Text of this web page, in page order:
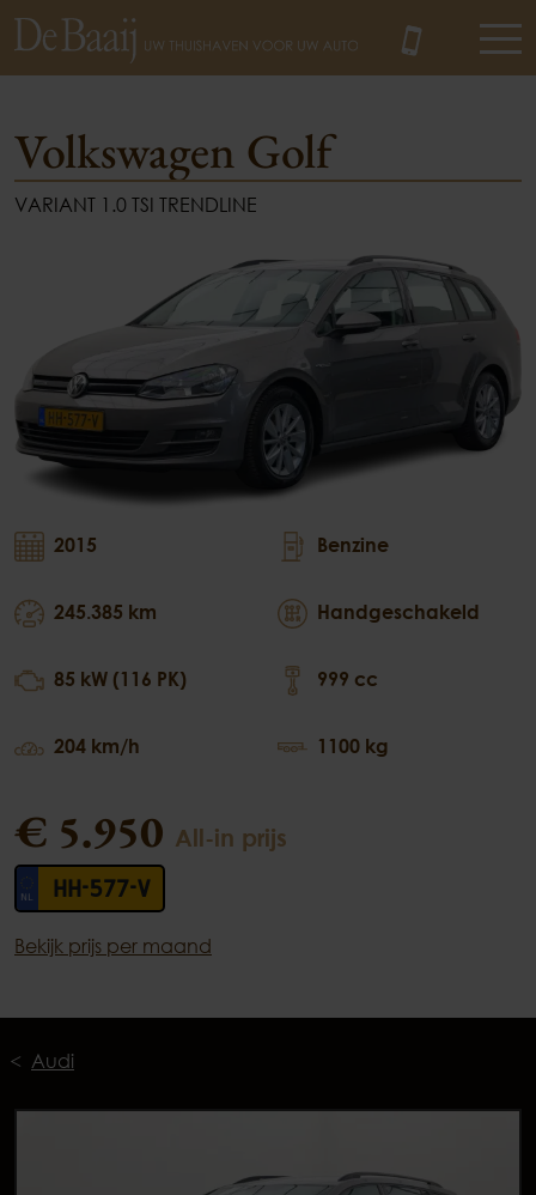
Volkswagen Golf
VARIANT 1.0 TSI TRENDLINE
2015
245.385 km
85 kW (116 PK)
204 km/h
Benzine
Handgeschakeld
999 cc
1100 kg
€ 5.950 All-in prijs
HH-577-V
Bekijk prijs per maand
Audi